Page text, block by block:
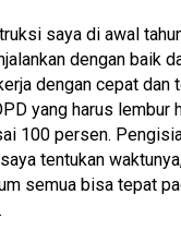
saya di awal
dengan baik
dengan cepat dan
yang harus lembur
100 persen.
tentukan
semua bisa tepat